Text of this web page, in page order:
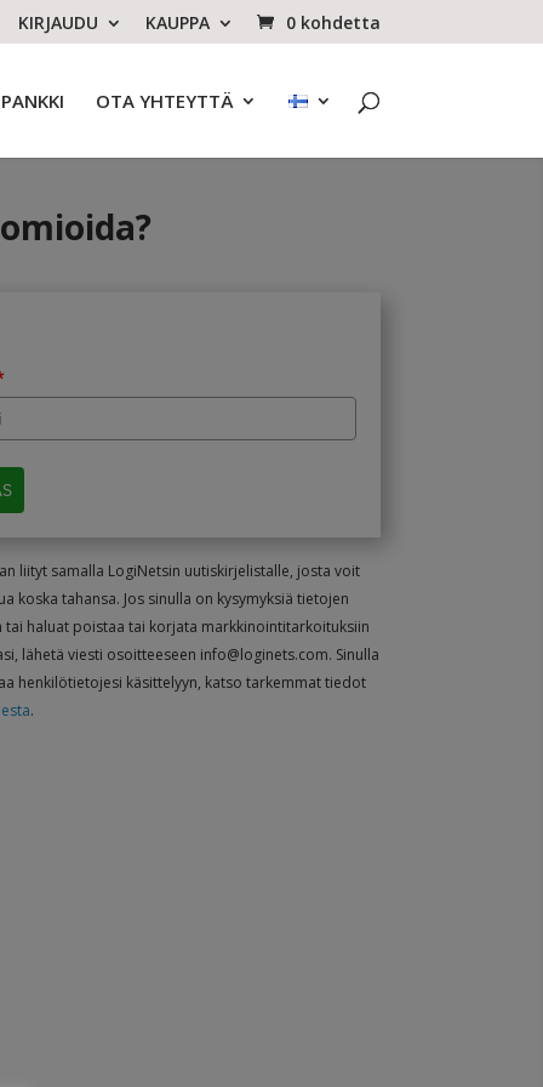
KIRJAUDU KAUPPA 0 kohdetta
OTA YHTEYTTÄ
liityt samalla LogiNetsin uutiskirjelistalle, josta voit
koska tahansa. Jos sinulla on kysymyksiä tietojen
tai haluat poistaa tai korjata markkinointitarkoituksiin
lähetä viesti osoitteeseen info@loginets.com. Sinulla
henkilötietojesi käsittelyyn, katso tarkemmat tiedot
.